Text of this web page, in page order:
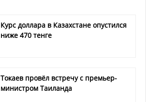
Курс доллара в Казахстане опустился
ниже 470 тенге
Токаев провёл встречу с премьер-
министром Таиланда